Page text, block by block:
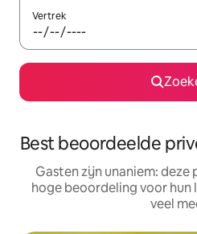
Vertrek
Best beoordeelde
Gasten zijn unaniem: deze
hoge beoordeling voor hun
veel